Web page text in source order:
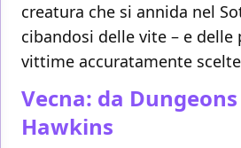
creatura che si annida nel
cibandosi delle vite – e delle
vittime accuratamente
Vecna: da
Hawkins